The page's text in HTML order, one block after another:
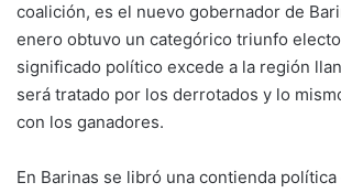
coalición, es el nuevo gobernador de
enero obtuvo un categórico triunfo
significado político excede a la región
será tratado por los derrotados y lo
con los ganadores.
En Barinas se libró una contienda